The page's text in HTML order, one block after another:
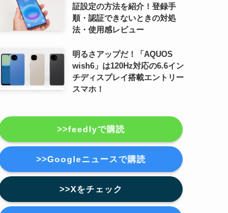
証設定の方法を紹介！登録手
順・認証できないときの対処
法・使用感レビュー
明るさアップだ！「AQUOS
wish6」は120Hz対応の6.6イン
チディスプレイ搭載エントリー
スマホ！
>>feedlyで購読
>>Googleニュースで購読
>>Xをチェック